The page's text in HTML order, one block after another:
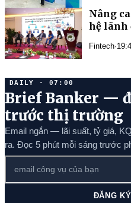
Nâng
hệ lãnh
Fintech·
DAILY · 07:00
Brief Banker —
trước thị trường
Email ngắn — lãi suất, tỷ giá,
ra. Đọc 5 phút mỗi sáng trước
ĐĂNG